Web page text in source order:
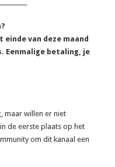
van deze maand
Eenmalige betaling, je
maar willen er niet
de eerste plaats op het
om dit kanaal een